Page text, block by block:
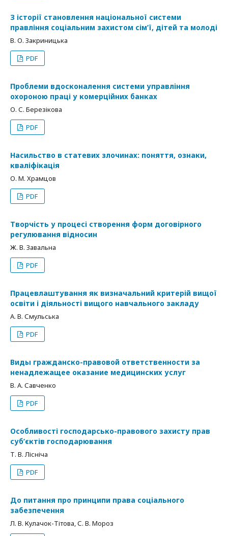
З історії становлення національної системи
правління соціальним захистом сім’ї, дітей та молоді
В. О. Закриницька
PDF
Проблеми вдосконалення системи управління
охороною праці у комерційних банках
О. С. Березікова
PDF
Насильство в статевих злочинах: поняття, ознаки,
кваліфікація
О. М. Храмцов
PDF
Творчість у процесі створення форм договірного
регулювання відносин
Ж. В. Завальна
PDF
Працевлаштування як визначальний критерій вищої
освіти і діяльності вищого навчального закладу
А. В. Смульська
PDF
Виды гражданско-правовой ответственности за
ненадлежащее оказание медицинских услуг
В. А. Савченко
PDF
Особливості господарсько-правового захисту прав
суб’єктів господарювання
Т. В. Лісніча
PDF
До питання про принципи права cоціального
забезпечення
Л. В. Кулачок-Тітова, С. В. Мороз